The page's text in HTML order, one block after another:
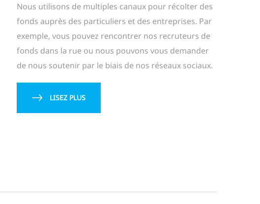
Nous utilisons de multiples canaux pour récolter des
fonds auprès des particuliers et des entreprises. Par
exemple, vous pouvez rencontrer nos recruteurs de
fonds dans la rue ou nous pouvons vous demander
de nous soutenir par le biais de nos réseaux sociaux.
LISEZ PLUS